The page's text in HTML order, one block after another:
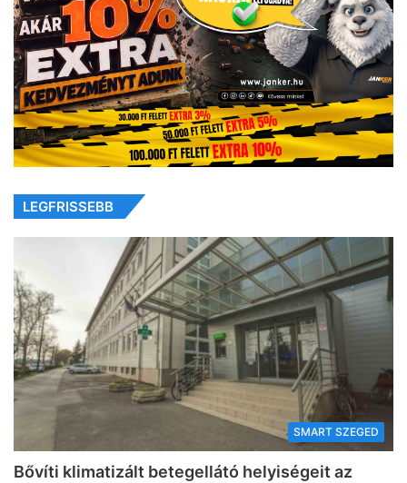
LEGFRISSEBB
SMART SZEGED
Bővíti klimatizált betegellátó helyiségeit az